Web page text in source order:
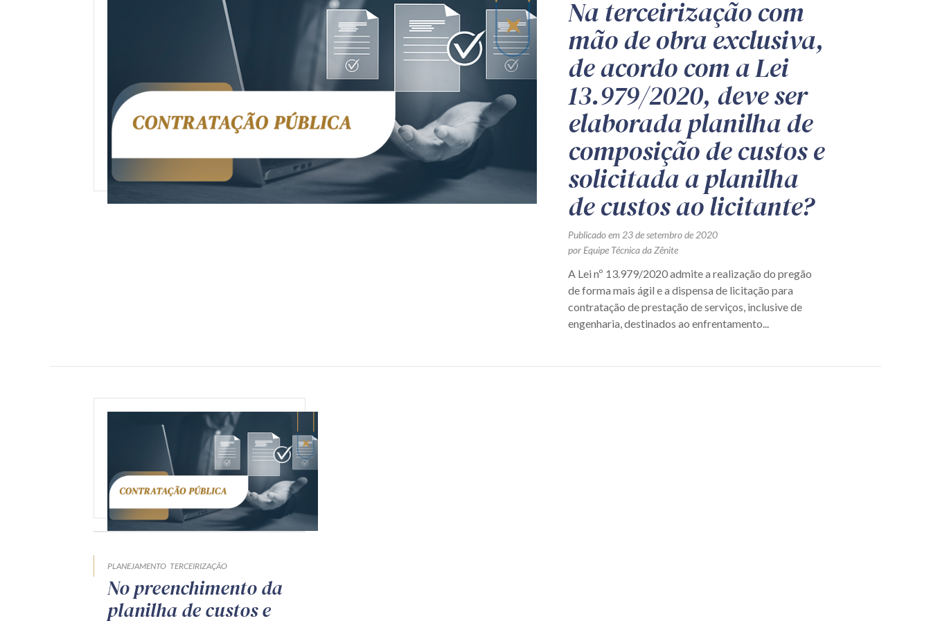
Na terceirização com
mão de obra exclusiva,
de acordo com a Lei
13.979/2020, deve ser
elaborada planilha de
composição de custos e
solicitada a planilha
de custos ao licitante?
Publicado em 23 de setembro de 2020
por Equipe Técnica da Zênite
A Lei nº 13.979/2020 admite a realização do pregão
de forma mais ágil e a dispensa de licitação para
contratação de prestação de serviços, inclusive de
engenharia, destinados ao enfrentamento...
PLANEJAMENTO TERCEIRIZAÇÃO
No preenchimento da
planilha de custos e